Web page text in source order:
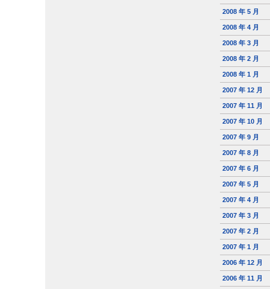
2008 年 5 月
2008 年 4 月
2008 年 3 月
2008 年 2 月
2008 年 1 月
2007 年 12 月
2007 年 11 月
2007 年 10 月
2007 年 9 月
2007 年 8 月
2007 年 6 月
2007 年 5 月
2007 年 4 月
2007 年 3 月
2007 年 2 月
2007 年 1 月
2006 年 12 月
2006 年 11 月